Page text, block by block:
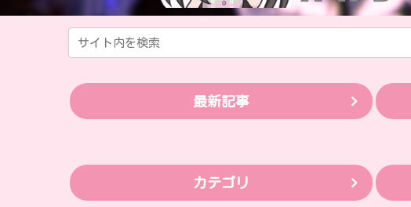
最新記事
カテゴリ